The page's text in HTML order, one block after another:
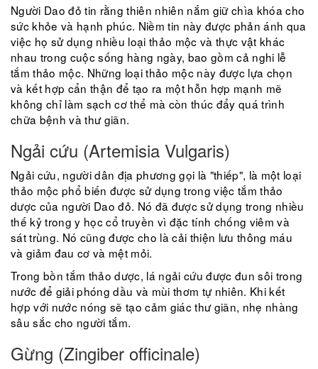
Người Dao đỏ tin rằng thiên nhiên nắm giữ chìa khóa cho
sức khỏe và hạnh phúc. Niềm tin này được phản ánh qua
việc họ sử dụng nhiều loại thảo mộc và thực vật khác
nhau trong cuộc sống hàng ngày, bao gồm cả nghi lễ
tắm thảo mộc. Những loại thảo mộc này được lựa chọn
và kết hợp cẩn thận để tạo ra một hỗn hợp mạnh mẽ
không chỉ làm sạch cơ thể mà còn thúc đẩy quá trình
chữa bệnh và thư giãn.
Ngải cứu (Artemisia Vulgaris)
Ngải cứu, người dân địa phương gọi là "thiếp", là một loại
thảo mộc phổ biến được sử dụng trong việc tắm thảo
dược của người Dao đỏ. Nó đã được sử dụng trong nhiều
thế kỷ trong y học cổ truyền vì đặc tính chống viêm và
sát trùng. Nó cũng được cho là cải thiện lưu thông máu
và giảm đau cơ và mệt mỏi.
Trong bồn tắm thảo dược, lá ngải cứu được đun sôi trong
nước để giải phóng dầu và mùi thơm tự nhiên. Khi kết
hợp với nước nóng sẽ tạo cảm giác thư giãn, nhẹ nhàng
sâu sắc cho người tắm.
Gừng (Zingiber officinale)